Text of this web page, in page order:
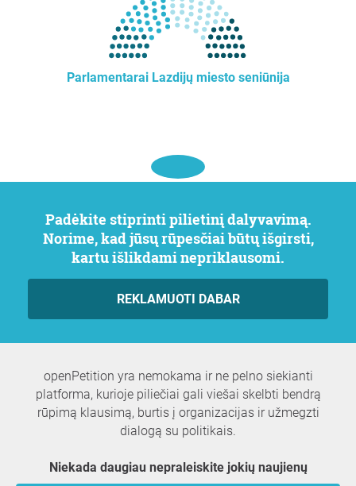
Parlamentarai Lazdijų miesto seniūnija
Padėkite stiprinti pilietinį dalyvavimą.
Norime, kad jūsų rūpesčiai būtų išgirsti,
kartu išlikdami nepriklausomi.
REKLAMUOTI DABAR
openPetition yra nemokama ir ne pelno siekianti
platforma, kurioje piliečiai gali viešai skelbti bendrą
rūpimą klausimą, burtis į organizacijas ir užmegzti
dialogą su politikais.
Niekada daugiau nepraleiskite jokių naujienų